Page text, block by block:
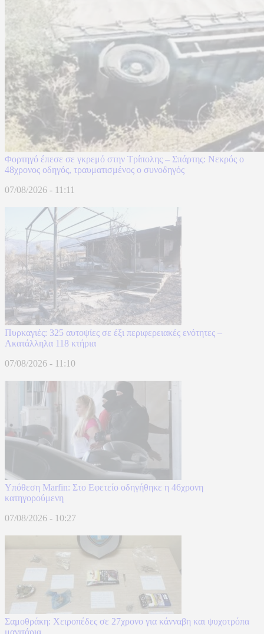
Φορτηγό έπεσε σε γκρεμό στην Τρίπολης – Σπάρτης: Νεκρός ο
48χρονος οδηγός, τραυματισμένος ο συνοδηγός
07/08/2026 - 11:11
Πυρκαγιές: 325 αυτοψίες σε έξι περιφερειακές ενότητες –
Ακατάλληλα 118 κτήρια
07/08/2026 - 11:10
Υπόθεση Marfin: Στο Εφετείο οδηγήθηκε η 46χρονη
κατηγορούμενη
07/08/2026 - 10:27
Σαμοθράκη: Χειροπέδες σε 27χρονο για κάνναβη και ψυχοτρόπα
μανιτάρια